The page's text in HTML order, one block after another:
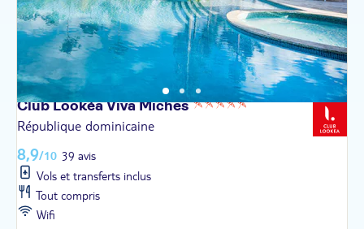
Club Lookéa VivaMiches
République dominicaine
8,9/10 39 avis
Vols et transferts inclus
Tout compris
Wifi